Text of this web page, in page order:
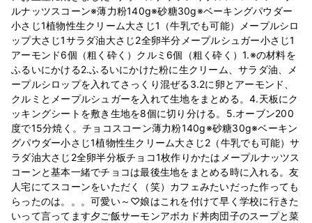
ルナッツスコーン※薄力粉140g※砂糖30g※ベーキングパウダー
小さじ1植物性生クリーム大さじ1（牛乳でも可能）メープルシロ
ップ大さじ1サラダ油大さじ2全卵半分メープルシュガー小さじ1
アーモンド6個（粗く砕く）クルミ6個（粗く砕く）1.※の材料を
ふるいにかける2.ふるいにかけた粉に生クリーム、サラダ油、メ
ープルシロップを入れてさっくり混ぜる3.2に卵とアーモンド、
クルミとメープルシュガーを入れて生地をまとめる。4.天板にク
ッキングシートを敷き生地を8個に切り分ける。5.オーブン200
度で15分焼く。チョコスコーン薄力粉140g※砂糖30g※ベーキン
グパウダー小さじ1植物性生クリーム大さじ2（牛乳でも可能）サ
ラダ油大さじ2全卵半分板チョコ1枚作りかたはメープルナッツス
コーンと基本一緒でチョコは最後生地をまとめる時に入れる。友
人宅にてスコーンをいただく（笑）カフェみたいだった作っても
らったのは。。。可愛い～♡娘はこれを付けて早く学校に行きた
いって言ってます夕ご飯サーモンアボカド丼肉団子のスープと菜